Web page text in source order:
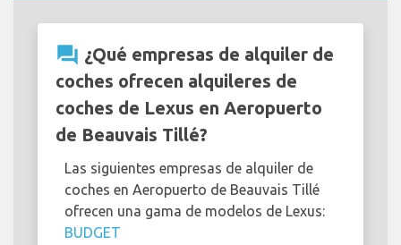
question_answer ¿Qué empresas de alquiler de
coches ofrecen alquileres de
coches de Lexus en Aeropuerto
de Beauvais Tillé?
Las siguientes empresas de alquiler de
coches en Aeropuerto de Beauvais Tillé
ofrecen una gama de modelos de Lexus:
BUDGET